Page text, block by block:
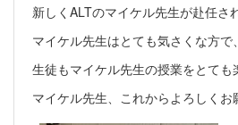
新しくALTのマイケル先生が赴任さ
マイケル先生はとても気さくな方で
生徒もマイケル先生の授業をとても
マイケル先生、これからよろしくお